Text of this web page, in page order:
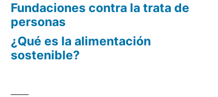
Fundaciones contra la trata de
personas
¿Qué es la alimentación
sostenible?